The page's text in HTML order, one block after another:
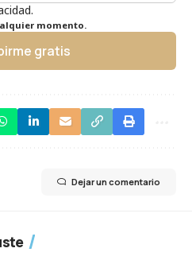
momento.
gratis
Dejar un comentario